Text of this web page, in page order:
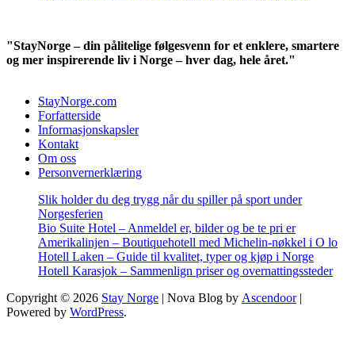
"StayNorge – din pålitelige følgesvenn for et enklere, smartere
og mer inspirerende liv i Norge – hver dag, hele året."
StayNorge.com
Forfatterside
Informasjonskapsler
Kontakt
Om oss
Personvernerklæring
Slik holder du deg trygg når du spiller på sport under
Norgesferien
Bio Suite Hotel – Anmeldel er, bilder og be te pri er
Amerikalinjen – Boutiquehotell med Michelin-nøkkel i O lo
Hotell Laken – Guide til kvalitet, typer og kjøp i Norge
Hotell Karasjok – Sammenlign priser og overnattingssteder
Copyright © 2026 Stay Norge | Nova Blog by Ascendoor|
Powered by WordPress.